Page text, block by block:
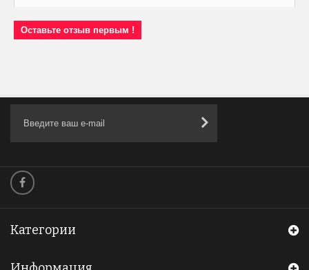
Оставьте отзыв первым !
Категории